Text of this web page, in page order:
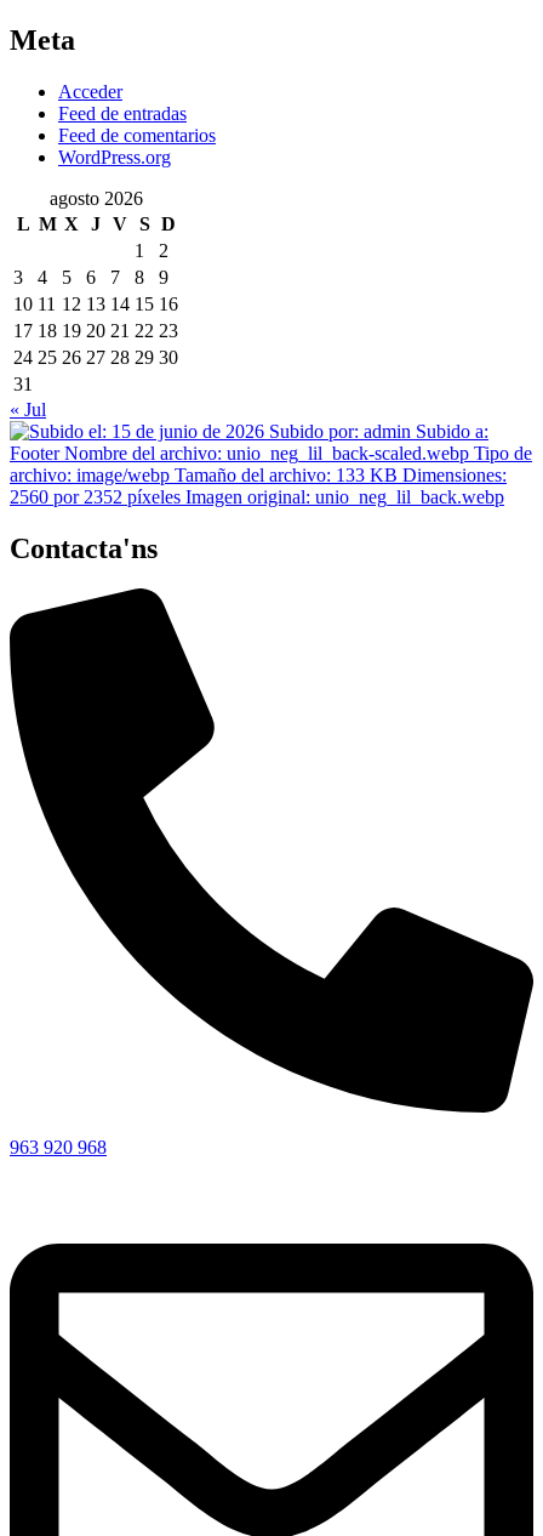
Meta
Acceder
Feed de entradas
Feed de comentarios
WordPress.org
agosto 2026
L M X J V S D
1
2
3
4 5 6 7 8
9
10 11 12 13 14 15 16
17 18 19 20 21 22 23
24 25 26 27 28 29 30
31
« Jul
Contacta'ns
963 920 968